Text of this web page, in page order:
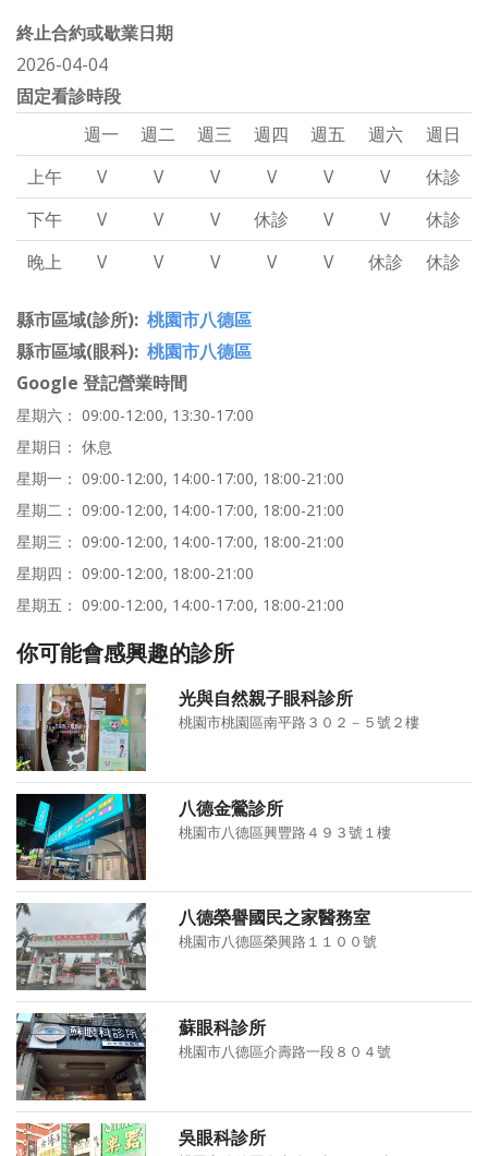
終止合約或歇業日期
2026-04-04
固定看診時段
週一
週二 週三 週四 週五 週六
週日
上午
V V V V V V
休診
下午
V V V 休診 V V
休診
晚上
V V V V V 休診 休診
縣市區域(診所) 桃園市八德區
縣市區域(眼科) 桃園市八德區
Google 登記營業時間
星期六： 09:00-12:00, 13:30-17:00
星期日： 休息
星期一： 09:00-12:00, 14:00-17:00, 18:00-21:00
星期二： 09:00-12:00, 14:00-17:00, 18:00-21:00
星期三： 09:00-12:00, 14:00-17:00, 18:00-21:00
星期四： 09:00-12:00, 18:00-21:00
星期五： 09:00-12:00, 14:00-17:00, 18:00-21:00
你可能會感興趣的診所
光與自然親子眼科診所
桃園市桃園區南平路３０２－５號２樓
八德金鶯診所
桃園市八德區興豐路４９３號１樓
八德榮譽國民之家醫務室
桃園市八德區榮興路１１００號
蘇眼科診所
桃園市八德區介壽路一段８０４號
吳眼科診所